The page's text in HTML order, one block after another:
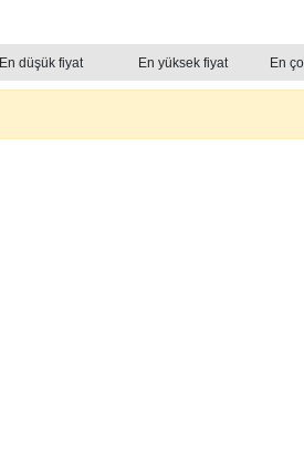
En düşük fiyat En yüksek fiyat En